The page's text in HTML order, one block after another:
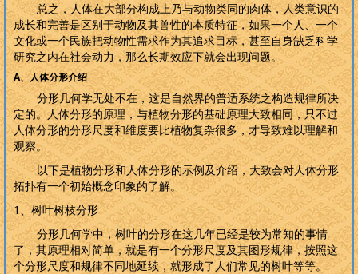
总之，人体在大部分构成上乃与动物类同的肉体，人类意识的
成长和完善是区别于动物及其兽性的本质特征，如果一个人、一个
文化或一个民族把动物性需求作为其追求目标，甚至自身缺乏科学
研究之内在社会动力，那么长期效应下就会出现问题。
A、人体分形介绍
分形几何学无处不在，这是自然界的普适系统之构造规律所决
定的。人体分形的原理，与植物分形的基础原理大致相同，只不过
人体分形的分形尺度和维度要比植物复杂很多，才导致难以理解和
观察。
以下是植物分形和人体分形的示例及介绍，大致会对人体分形
拓扑有一个初始概念印象的了解。
1、树叶树枝分形
分形几何学中，树叶的分形在这几年已经是较为常知的事情
了，其原理相对简单，就是有一个分形尺度及其图形规律，按照这
个分形尺度和规律不同地延续，就形成了人们常见的树叶等等。